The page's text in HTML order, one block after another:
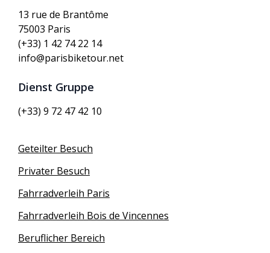
13 rue de Brantôme
75003 Paris
(+33) 1 42 74 22 14
info@parisbiketour.net
Dienst Gruppe
(+33) 9 72 47 42 10
Geteilter Besuch
Privater Besuch
Fahrradverleih Paris
Fahrradverleih Bois de Vincennes
Beruflicher Bereich